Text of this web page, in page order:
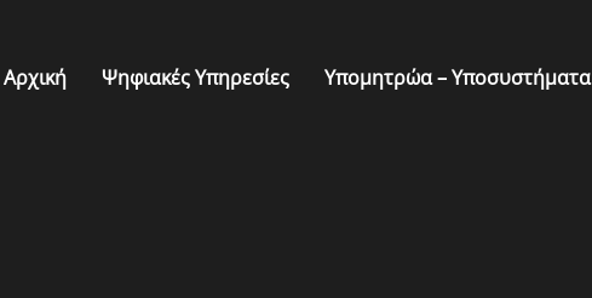
Αρχική Ψηφιακές Υπηρεσίες Υπομητρώα – Υποσυστήματα